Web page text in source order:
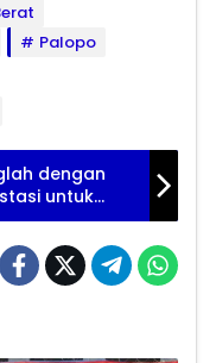
Palopo
dengan
untuk